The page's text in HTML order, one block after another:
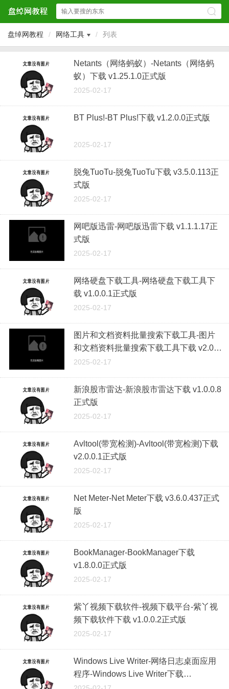
盘绰网教程 / 网络工具 / 列表
Netants（网络蚂蚁）-Netants（网络蚂
蚁）下载 v1.25.1.0正式版
2025-02-17
BT Plus!-BT Plus!下载 v1.2.0.0正式版
2025-02-17
脱兔TuoTu-脱兔TuoTu下载 v3.5.0.113正
式版
2025-02-17
网吧版迅雷-网吧版迅雷下载 v1.1.1.17正
式版
2025-02-17
网络硬盘下载工具-网络硬盘下载工具下
载 v1.0.0.1正式版
2025-02-17
图片和文档资料批量搜索下载工具-图片
和文档资料批量搜索下载工具下载 v2.0正
式版
2025-02-17
新浪股市雷达-新浪股市雷达下载 v1.0.0.8
正式版
2025-02-17
Avltool(带宽检测)-Avltool(带宽检测)下载
v2.0.0.1正式版
2025-02-17
Net Meter-Net Meter下载 v3.6.0.437正式
版
2025-02-17
BookManager-BookManager下载
v1.8.0.0正式版
2025-02-17
紫丫视频下载软件-视频下载平台-紫丫视
频下载软件下载 v1.0.0.2正式版
2025-02-17
Windows Live Writer-网络日志桌面应用
程序-Windows Live Writer下载
v14.0.8089.726正式版